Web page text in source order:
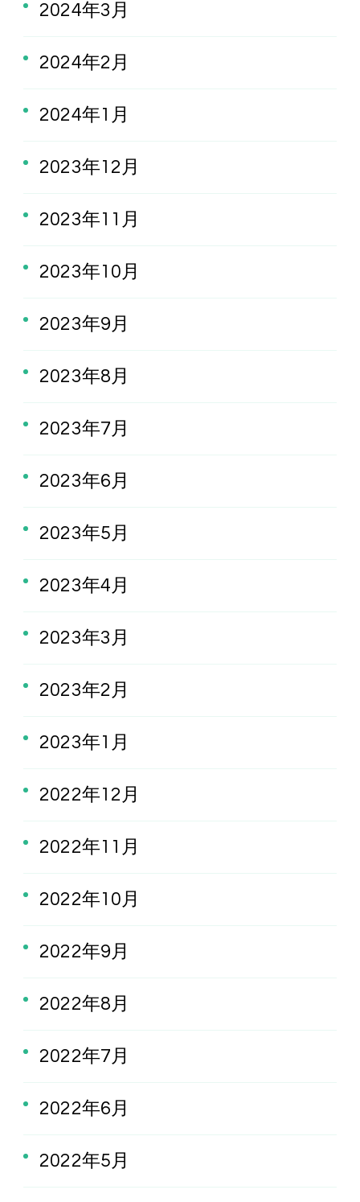
2024年3月
2024年2月
2024年1月
2023年12月
2023年11月
2023年10月
2023年9月
2023年8月
2023年7月
2023年6月
2023年5月
2023年4月
2023年3月
2023年2月
2023年1月
2022年12月
2022年11月
2022年10月
2022年9月
2022年8月
2022年7月
2022年6月
2022年5月